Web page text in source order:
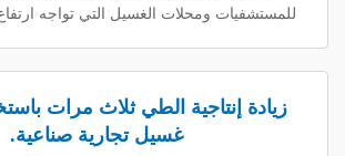
ومحلات الغسيل التي تواجه ارتفاع تكاليف الطاقة.
إنتاجية الطي ثلاث مرات باستخدام معدات
غسيل تجارية صناعية.